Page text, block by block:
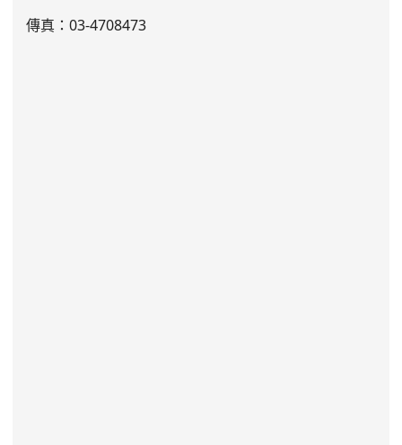
傳真：03-4708473